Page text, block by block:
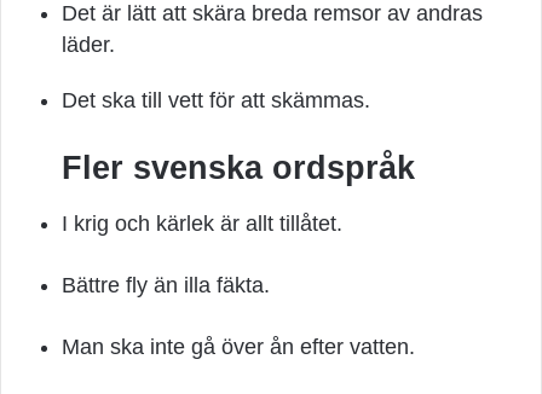
Det är lätt att skära breda remsor av andras
läder.
Det ska till vett för att skämmas.
Fler svenska ordspråk
I krig och kärlek är allt tillåtet.
Bättre fly än illa fäkta.
Man ska inte gå över ån efter vatten.